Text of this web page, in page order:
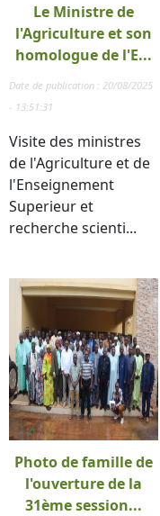
Le Ministre de
l'Agriculture et son
homologue de l'E...
Date de publication : 20/08/2025
- 13:51:31
Visite des ministres
de l'Agriculture et de
l'Enseignement
Superieur et
recherche scienti...
Photo de famille de
l'ouverture de la
31ème session...